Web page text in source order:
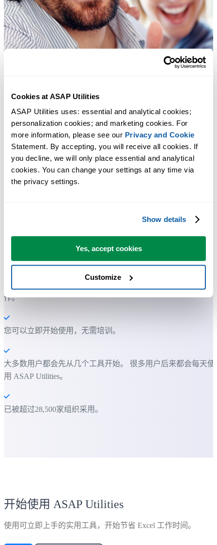
Cookies at ASAP Utilities
ASAP Utilities uses: essential and analytical cookies;
personalization cookies; and marketing cookies. For
more information, please see our Privacy and Cookie
Statement. By accepting, you will receive all cookies. If
you decline, we will only place essential and analytical
cookies. You can change your settings at any time via
the privacy settings.
Show details
Yes, accept cookies
Customize
许多 Excel 用户希望 Excel 内置的实用工具
节省 Excel 工作时间，简单高效。
作。
您可以立即开始使用，无需培训。
大多数用户都会先从几个工具开始。 很多用户后来都会每天使
用 ASAP Utilities。
已被超过28,500家组织采用。
开始使用 ASAP Utilities
使用可立即上手的实用工具，开始节省 Excel 工作时间。